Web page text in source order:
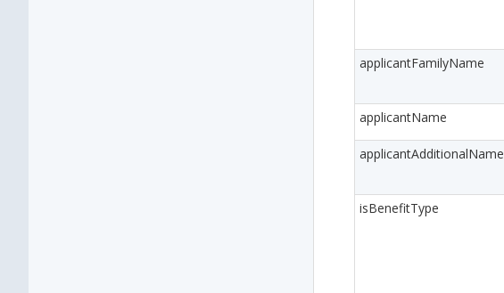
applicantFamilyName
applicantName
applicantAdditionalName
isBenefitType